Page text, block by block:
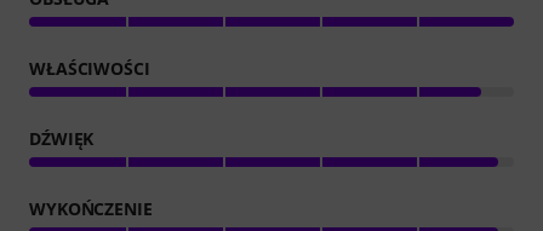
WŁAŚCIWOŚCI
DŹWIĘK
WYKOŃCZENIE